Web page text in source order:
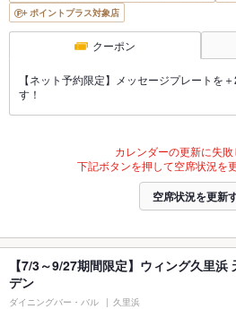
ポイントプラス対象店
クーポン
【ネット予約限定】メッセージプレートを
す！
カレンダーの更新に失敗
下記ボタンを押して空席状況を
空席状況を更新
【7/3～9/27期間限定】ウィング久里
デン
ダイニングバー・バル 久里浜